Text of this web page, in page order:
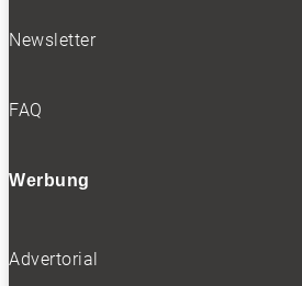
Newsletter
FAQ
Werbung
Advertorial